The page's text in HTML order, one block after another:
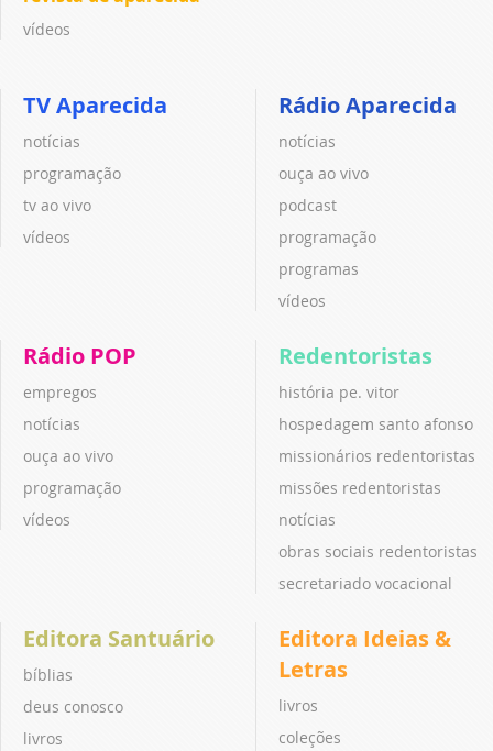
vídeos
TV Aparecida
notícias
programação
tv ao vivo
vídeos
Rádio Aparecida
notícias
ouça ao vivo
podcast
programação
programas
vídeos
Rádio POP
empregos
notícias
ouça ao vivo
programação
vídeos
Redentoristas
história pe. vitor
hospedagem santo afonso
missionários redentoristas
missões redentoristas
notícias
obras sociais redentoristas
secretariado vocacional
Editora Santuário
bíblias
deus conosco
livros
Editora Ideias &
Letras
livros
coleções